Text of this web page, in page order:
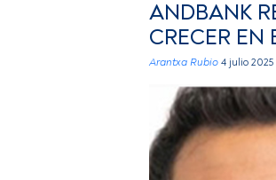
ANDBANK
CRECER
Arantxa Rubio 4 julio 2025